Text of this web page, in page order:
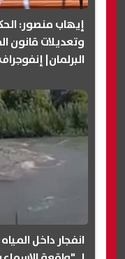
وتعديلات قانون
البرلمان| إنفوجراف
انفجار داخل